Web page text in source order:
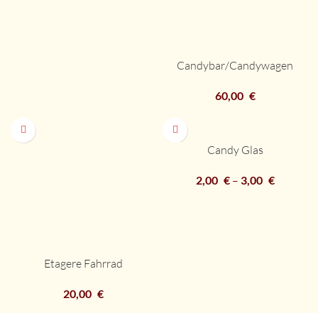
Candybar/Candywagen
60,00 €
Etagere Fahrrad
20,00 €
Candy Glas
2,00 €– 3,00 €